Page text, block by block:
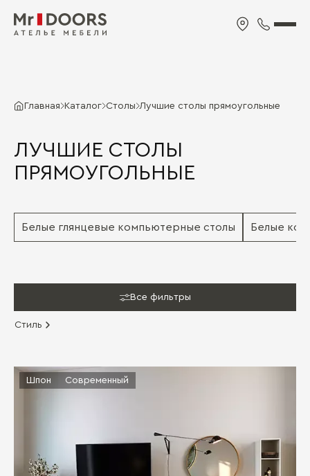
Главная Каталог Cтолы Лучшие столы прямоугольные
ЛУЧШИЕ СТОЛЫ
ПРЯМОУГОЛЬНЫЕ
Белые глянцевые компьютерные столы Белые
Все фильтры
Стиль
Шпон Современный